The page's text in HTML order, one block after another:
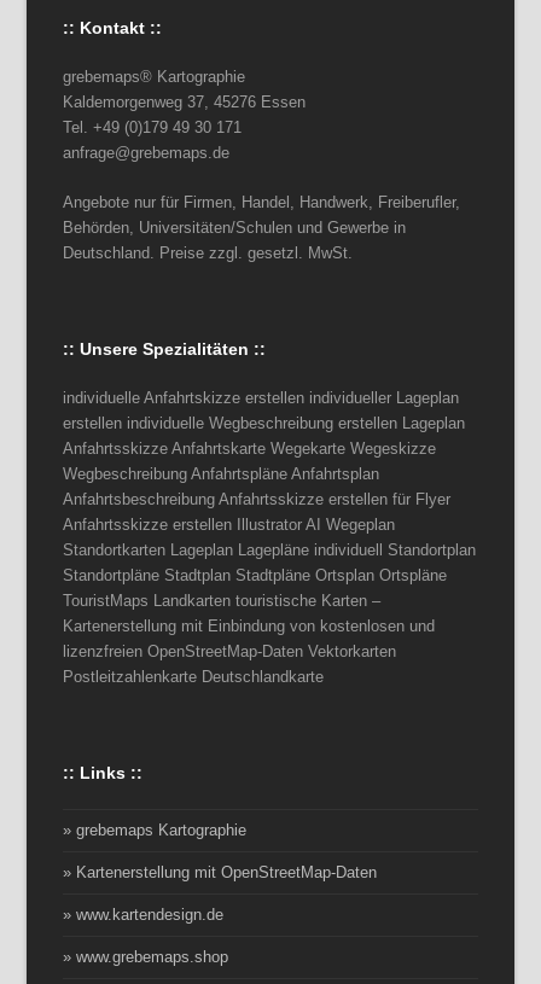
:: Kontakt ::
grebemaps® Kartographie
Kaldemorgenweg 37, 45276 Essen
Tel. +49 (0)179 49 30 171
anfrage@grebemaps.de
Angebote nur für Firmen, Handel, Handwerk, Freiberufler,
Behörden, Universitäten/Schulen und Gewerbe in
Deutschland. Preise zzgl. gesetzl. MwSt.
:: Unsere Spezialitäten ::
individuelle Anfahrtskizze erstellen individueller Lageplan
erstellen individuelle Wegbeschreibung erstellen Lageplan
Anfahrtsskizze Anfahrtskarte Wegekarte Wegeskizze
Wegbeschreibung Anfahrtspläne Anfahrtsplan
Anfahrtsbeschreibung Anfahrtsskizze erstellen für Flyer
Anfahrtsskizze erstellen Illustrator AI Wegeplan
Standortkarten Lageplan Lagepläne individuell Standortplan
Standortpläne Stadtplan Stadtpläne Ortsplan Ortspläne
TouristMaps Landkarten touristische Karten –
Kartenerstellung mit Einbindung von kostenlosen und
lizenzfreien OpenStreetMap-Daten Vektorkarten
Postleitzahlenkarte Deutschlandkarte
:: Links ::
» grebemaps Kartographie
» Kartenerstellung mit OpenStreetMap-Daten
» www.kartendesign.de
» www.grebemaps.shop